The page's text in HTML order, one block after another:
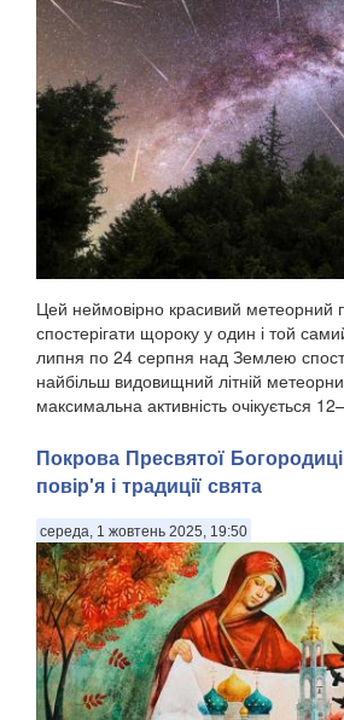
Цей неймовірно красивий метеорний
спостерігати щороку у один і той
липня по 24 серпня над Землею
найбільш видовищний літній
максимальна активність очікується
Покрова Пресвятої
повір'я і традиції свята
середа, 1 жовтень 2025, 19:50